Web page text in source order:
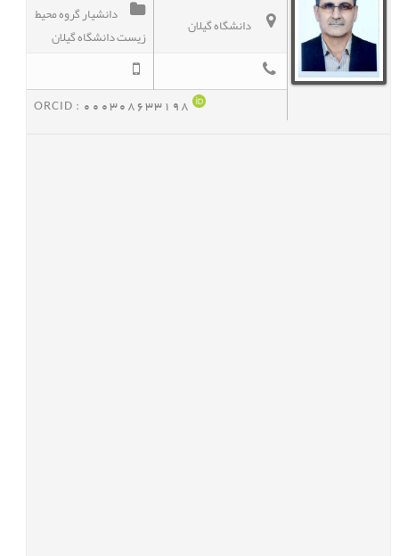
دانشگاه گیلان
دانشیار گروه محیط
زیست دانشگاه گیلان
ORCID :000308633198